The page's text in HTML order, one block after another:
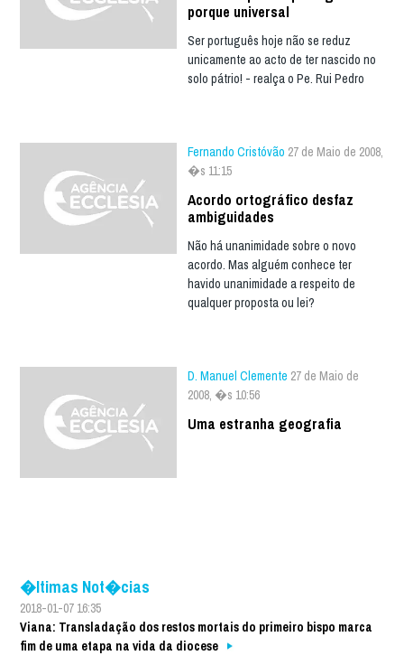
porque universal
Ser português hoje não se reduz
unicamente ao acto de ter nascido no
solo pátrio! - realça o Pe. Rui Pedro
Fernando Cristóvão 27 de Maio de 2008,
�s 11:15
Acordo ortográfico desfaz
ambiguidades
Não há unanimidade sobre o novo
acordo. Mas alguém conhece ter
havido unanimidade a respeito de
qualquer proposta ou lei?
D. Manuel Clemente 27 de Maio de
2008, �s 10:56
Uma estranha geografia
�ltimas Not�cias
2018-01-07 16:35
Viana: Transladação dos restos mortais do primeiro bispo marca
fim de uma etapa na vida da diocese